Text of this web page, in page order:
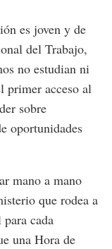
es joven y de
del Trabajo,
no estudian ni
primer acceso al
sobre
oportunidades
mano a mano
que rodea a
cada
una Hora de